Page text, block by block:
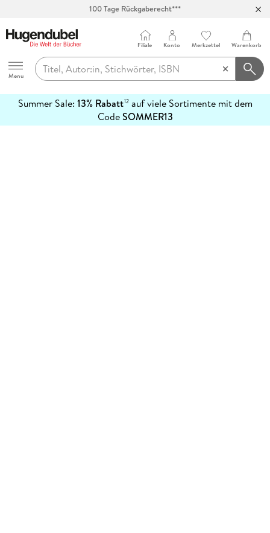
100 Tage Rückgaberecht***
Hugendubel
Menu
Filiale Konto Merkzettel Warenkorb
Summer Sale: 13% Rabatt12auf viele Sortimente mit dem
CodeSOMMER13
erfahren